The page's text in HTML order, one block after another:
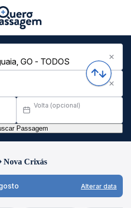
Volta (opcional)
Passagem
Nova Crixás
Alterar data